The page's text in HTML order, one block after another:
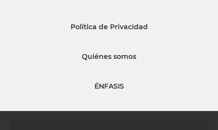
Política de Privacidad
Quiénes somos
ÉNFASIS